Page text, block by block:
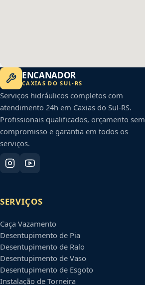
ENCANADOR
CAXIAS DO SUL- RS
Serviços hidráulicos completos com
atendimento 24h em Caxias do Sul-RS.
Profissionais qualificados, orçamento sem
compromisso e garantia em todos os
serviços.
SERVIÇOS
Caça Vazamento
Desentupimento de Pia
Desentupimento de Ralo
Desentupimento de Vaso
Desentupimento de Esgoto
Instalação de Torneira